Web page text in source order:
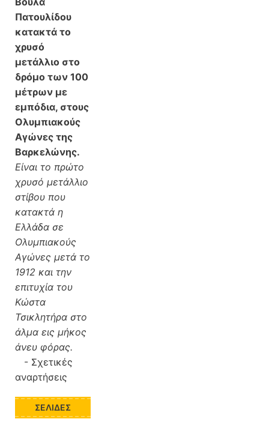
Πατουλίδου
κατακτά το
χρυσό
μετάλλιο στο
δρόμο των 100
μέτρων με
εμπόδια, στους
Ολυμπιακούς
Αγώνες της
Βαρκελώνης.
Είναι το πρώτο
χρυσό μετάλλιο
στίβου που
κατακτά η
Ελλάδα σε
Ολυμπιακούς
Αγώνες μετά το
1912 και την
επιτυχία του
Κώστα
Τσικλητήρα στο
άλμα εις μήκος
άνευ φόρας.
- Σχετικές
αναρτήσεις
ΣΕΛΊΔΕΣ